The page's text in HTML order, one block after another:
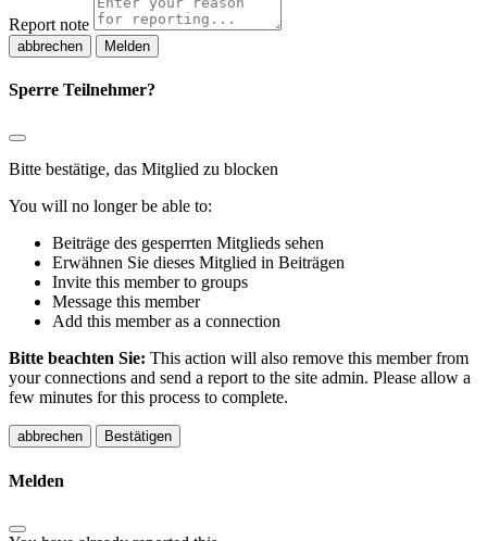
Report note
Melden
Sperre Teilnehmer?
Bitte bestätige, das Mitglied zu blocken
You will no longer be able to:
Beiträge des gesperrten Mitglieds sehen
Erwähnen Sie dieses Mitglied in Beiträgen
Invite this member to groups
Message this member
Add this member as a connection
Bitte beachten Sie: This action will also remove this member from
your connections and send a report to the site admin. Please allow a
few minutes for this process to complete.
Bestätigen
Melden